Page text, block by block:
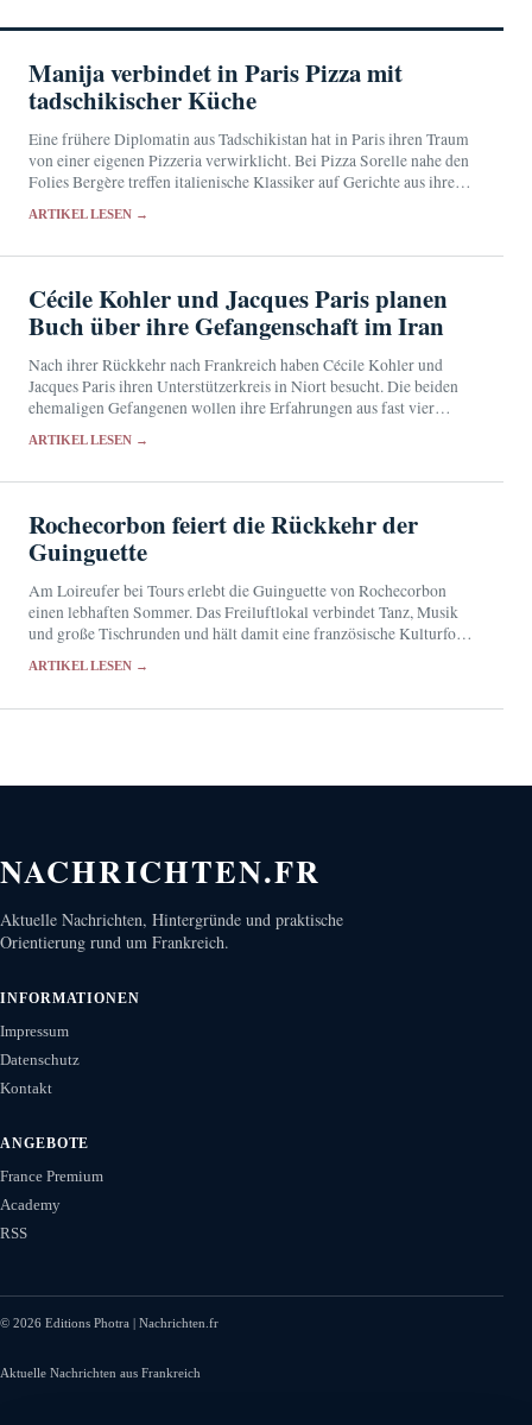
Manija verbindet in Paris Pizza mit
tadschikischer Küche
Eine frühere Diplomatin aus Tadschikistan hat in Paris ihren Traum
von einer eigenen Pizzeria verwirklicht. Bei Pizza Sorelle nahe den
Folies Bergère treffen italienische Klassiker auf Gerichte aus ihrer
ARTIKEL LESEN →
Cécile Kohler und Jacques Paris planen
Buch über ihre Gefangenschaft im Iran
Nach ihrer Rückkehr nach Frankreich haben Cécile Kohler und
Jacques Paris ihren Unterstützerkreis in Niort besucht. Die beiden
ehemaligen Gefangenen wollen ihre Erfahrungen aus fast vier
ARTIKEL LESEN →
Rochecorbon feiert die Rückkehr der
Guinguette
Am Loireufer bei Tours erlebt die Guinguette von Rochecorbon
einen lebhaften Sommer. Das Freiluftlokal verbindet Tanz, Musik
und große Tischrunden und hält damit eine französische Kulturform
ARTIKEL LESEN →
NACHRICHTEN.FR
Aktuelle Nachrichten, Hintergründe und praktische
Orientierung rund um Frankreich.
INFORMATIONEN
Impressum
Datenschutz
Kontakt
ANGEBOTE
France Premium
Academy
RSS
© 2026 Editions Photra | Nachrichten.fr
Aktuelle Nachrichten aus Frankreich